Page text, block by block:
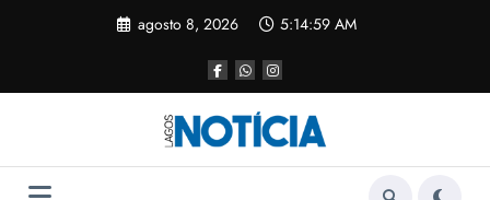
agosto 8, 2026 5:14:59 AM